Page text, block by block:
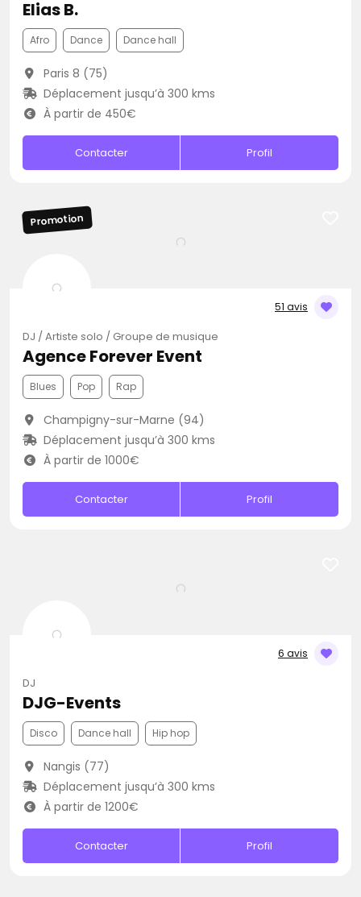
Elias B.
Afro Dance Dance hall
Paris 8 (75)
Déplacement jusqu’à 300 kms
À partir de 450€
Contacter Profil
51 avis
Promotion
DJ / Artiste solo / Groupe de musique
Agence Forever Event
Blues Pop Rap
Champigny-sur-Marne (94)
Déplacement jusqu’à 300 kms
À partir de 1000€
Contacter Profil
6 avis
DJ
DJG-Events
Disco Dance hall Hip hop
Nangis (77)
Déplacement jusqu’à 300 kms
À partir de 1200€
Contacter Profil